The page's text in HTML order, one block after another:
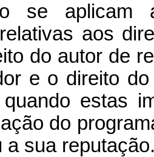
se aplicam
aos
do autor de
e o direito
estas
do
a sua